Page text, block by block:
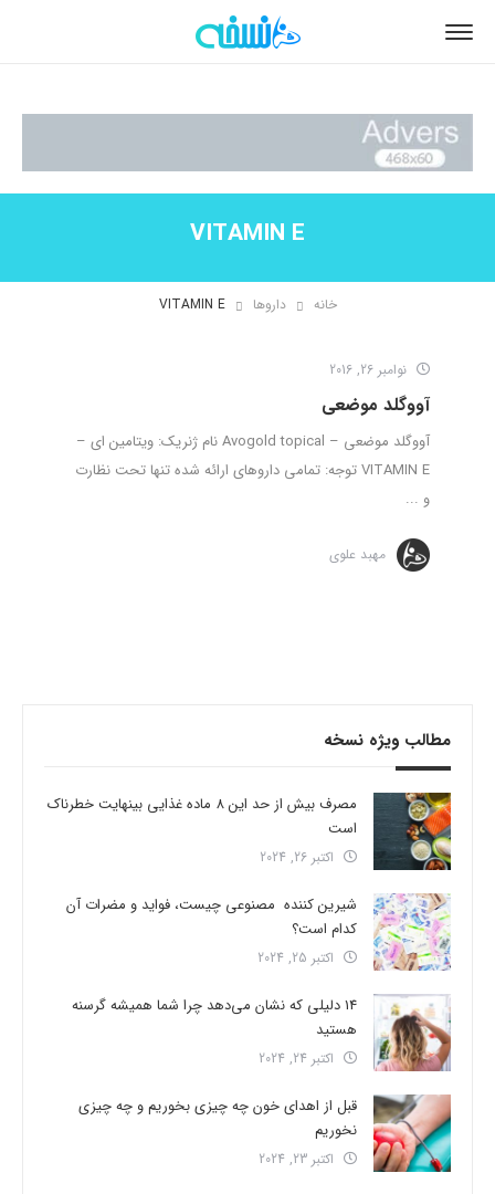
VITAMIN E
خانه داروها VITAMIN E
نوامبر 26, 2016
آووگلد موضعی
آووگلد موضعی – Avogold topical نام ژنریک: ویتامین ای –
VITAMIN E توجه: تمامی داروهای ارائه شده تنها تحت نظارت
و ...
مهبد علوی
مطالب ویژه نسخه
مصرف بیش از حد این 8 ماده غذایی بینهایت خطرناک
است
اکتبر 26, 2024
شیرین کننده مصنوعی چیست، فواید و مضرات آن
کدام است؟
اکتبر 25, 2024
14 دلیلی که نشان می‌دهد چرا شما همیشه گرسنه
هستید
اکتبر 24, 2024
قبل از اهدای خون چه چیزی بخوریم و چه چیزی
نخوریم
اکتبر 23, 2024